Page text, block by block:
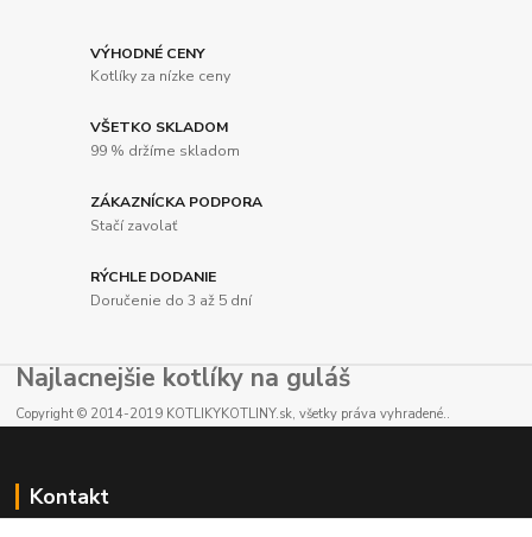
VÝHODNÉ CENY
Kotlíky za nízke ceny
VŠETKO SKLADOM
99 % držíme skladom
ZÁKAZNÍCKA PODPORA
Stačí zavolať
RÝCHLE DODANIE
Doručenie do 3 až 5 dní
Najlacnejšie kotlíky na guláš
Copyright © 2014-2019 KOTLIKYKOTLINY.sk, všetky práva vyhradené..
Kontakt